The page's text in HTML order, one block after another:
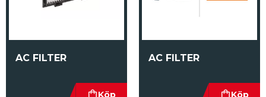
AC FILTER AC FILTER